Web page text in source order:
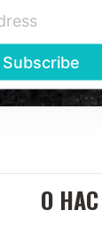
О НАС